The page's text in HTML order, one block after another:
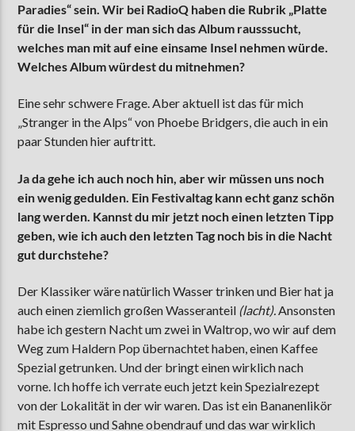
Paradies“ sein. Wir bei RadioQ haben die Rubrik „Platte
für die Insel“ in der man sich das Album rausssucht,
welches man mit auf eine einsame Insel nehmen würde.
Welches Album würdest du mitnehmen?
Eine sehr schwere Frage. Aber aktuell ist das für mich
„Stranger in the Alps“ von Phoebe Bridgers, die auch in ein
paar Stunden hier auftritt.
Ja da gehe ich auch noch hin, aber wir müssen uns noch
ein wenig gedulden. Ein Festivaltag kann echt ganz schön
lang werden. Kannst du mir jetzt noch einen letzten Tipp
geben, wie ich auch den letzten Tag noch bis in die Nacht
gut durchstehe?
Der Klassiker wäre natürlich Wasser trinken und Bier hat ja
auch einen ziemlich großen Wasseranteil (lacht).Ansonsten
habe ich gestern Nacht um zwei in Waltrop, wo wir auf dem
Weg zum Haldern Pop übernachtet haben, einen Kaffee
Spezial getrunken. Und der bringt einen wirklich nach
vorne. Ich hoffe ich verrate euch jetzt kein Spezialrezept
von der Lokalität in der wir waren. Das ist ein Bananenlikör
mit Espresso und Sahne obendrauf und das war wirklich